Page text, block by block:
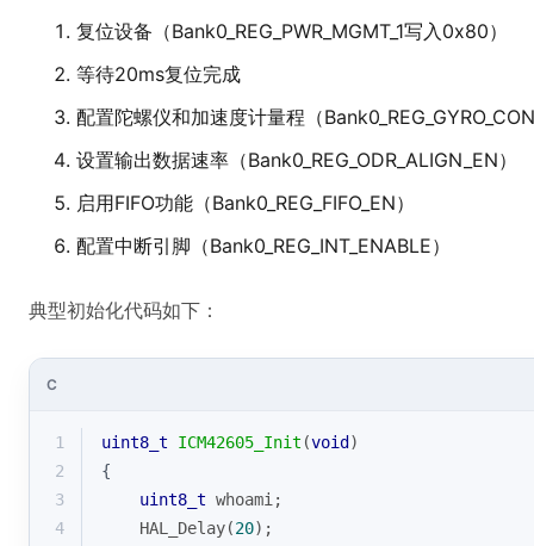
复位设备（Bank0_REG_PWR_MGMT_1写入0x80）
等待20ms复位完成
配置陀螺仪和加速度计量程（
设置输出数据速率（Bank0_REG_ODR_ALIGN_EN）
启用FIFO功能（Bank0_REG_FIFO_EN）
配置中断引脚（Bank0_REG_INT_ENABLE）
典型初始化代码如下：
C
1 uint8_t ICM42605_Init (void )
2
{
3
uint8_t whoami;
4
    HAL_Delay(
20);